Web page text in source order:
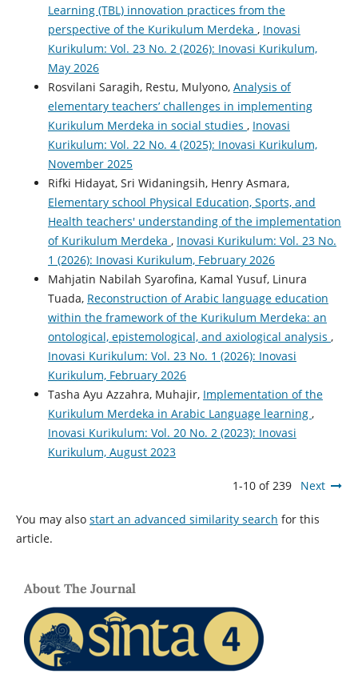
Learning (TBL) innovation practices from the
perspective of the Kurikulum Merdeka , Inovasi
Kurikulum: Vol. 23 No. 2 (2026): Inovasi Kurikulum,
May 2026
Rosvilani Saragih, Restu, Mulyono, Analysis of
elementary teachers’ challenges in implementing
Kurikulum Merdeka in social studies , Inovasi
Kurikulum: Vol. 22 No. 4 (2025): Inovasi Kurikulum,
November 2025
Rifki Hidayat, Sri Widaningsih, Henry Asmara,
Elementary school Physical Education, Sports, and
Health teachers' understanding of the implementation
of Kurikulum Merdeka , Inovasi Kurikulum: Vol. 23 No.
1 (2026): Inovasi Kurikulum, February 2026
Mahjatin Nabilah Syarofina, Kamal Yusuf, Linura
Tuada, Reconstruction of Arabic language education
within the framework of the Kurikulum Merdeka: an
ontological, epistemological, and axiological analysis ,
Inovasi Kurikulum: Vol. 23 No. 1 (2026): Inovasi
Kurikulum, February 2026
Tasha Ayu Azzahra, Muhajir, Implementation of the
Kurikulum Merdeka in Arabic Language learning ,
Inovasi Kurikulum: Vol. 20 No. 2 (2023): Inovasi
Kurikulum, August 2023
1-10 of 239 Next
You may also start an advanced similarity search for this
article.
About The Journal